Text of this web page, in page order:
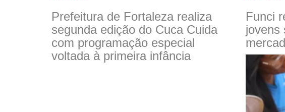
Prefeitura de Fortaleza realiza
segunda edição do Cuca Cuida
com programação especial
voltada à primeira infância
Funci
jovens